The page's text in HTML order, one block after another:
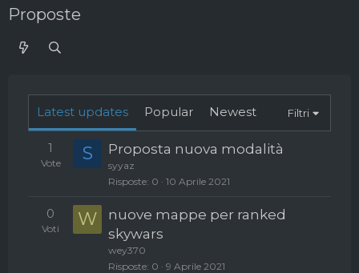
Proposte
Latest updates Popular Newest Filtri
1
Vote S Proposta nuova modalità
syyaz
Risposte 0 10 Aprile 2021
0
Voti W
nuove mappe per ranked
skywars
wey370
Risposte 0 9 Aprile 2021